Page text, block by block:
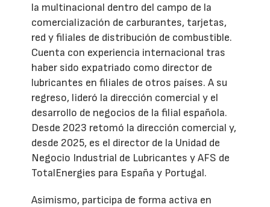
la multinacional dentro del campo de la
comercialización de carburantes, tarjetas,
red y filiales de distribución de combustible.
Cuenta con experiencia internacional tras
haber sido expatriado como director de
lubricantes en filiales de otros países. A su
regreso, lideró la dirección comercial y el
desarrollo de negocios de la filial española.
Desde 2023 retomó la dirección comercial y,
desde 2025, es el director de la Unidad de
Negocio Industrial de Lubricantes y AFS de
TotalEnergies para España y Portugal.
Asimismo, participa de forma activa en